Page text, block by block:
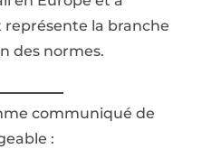
représente la branche
des normes.
communiqué de
: